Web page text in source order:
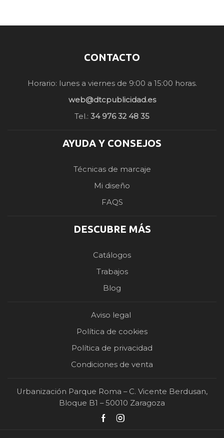
CONTACTO
Horario: lunes a viernes de 9:00 a 15:00 horas.
web@dtcpublicidad.es
Tel.: 34 976 32 48 35
AYUDA Y CONSEJOS
Técnicas de marcaje
Mi diseño
FAQS
DESCUBRE MÁS
Catálogos
Trabajos
Blog
Aviso legal
Política de cookies
Política de privacidad
Condiciones de venta
Urbanización Parque Roma – C. Vicente Berdusan,
Bloque B1 – 50010 Zaragoza